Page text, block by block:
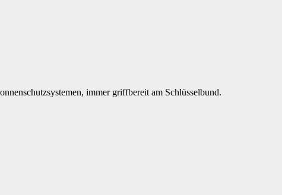
immer griffbereit am Schlüsselbund.